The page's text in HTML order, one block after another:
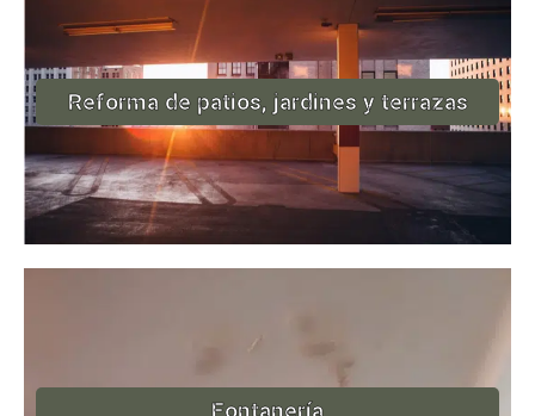
Reforma de patios, jardines y terrazas
Fontanería